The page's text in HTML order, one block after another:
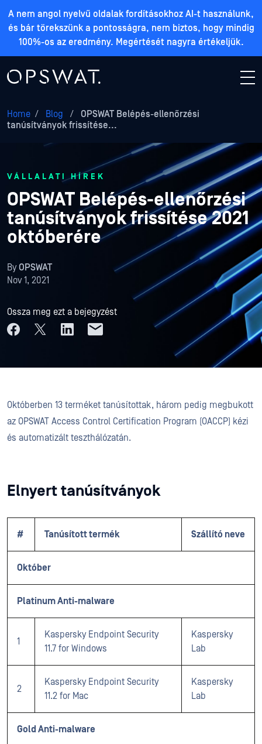
A nem angol nyelvű oldalak fordításokhoz AI-t használunk,
és bár törekszünk a pontosságra, nem biztos, hogy mindig
100%-os az eredmény. Megértését nagyra értékeljük.
Home / Blog /
OPSWAT Belépés-ellenőrzési
tanúsítványok frissítése...
VÁLLALATI HÍREK
OPSWAT Belépés-ellenőrzési
tanúsítványok frissítése 2021
októberére
ByOPSWAT
Nov 1, 2021
Ossza meg ezt a bejegyzést
Októberben 13 terméket tanúsítottak, három pedig megbukott
az OPSWAT Access Control Certification Program (OACCP) kézi
és automatizált teszthálózatán.
Elnyert tanúsítványok
# Tanúsított termék Szállító neve
Október
Platinum Anti-malware
1
Kaspersky Endpoint Security
11.7 for Windows
Kaspersky
Lab
2
Kaspersky Endpoint Security
11.2 for Mac
Kaspersky
Lab
Gold Anti-malware